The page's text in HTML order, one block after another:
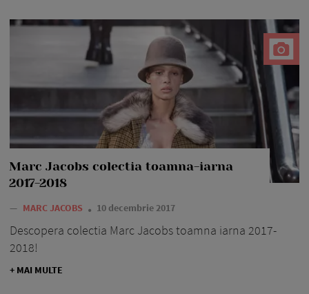
Marc Jacobs colectia toamna-iarna
2017-2018
— MARC JACOBS 10 decembrie 2017
Descopera colectia Marc Jacobs toamna iarna 2017-
2018!
+ MAI MULTE